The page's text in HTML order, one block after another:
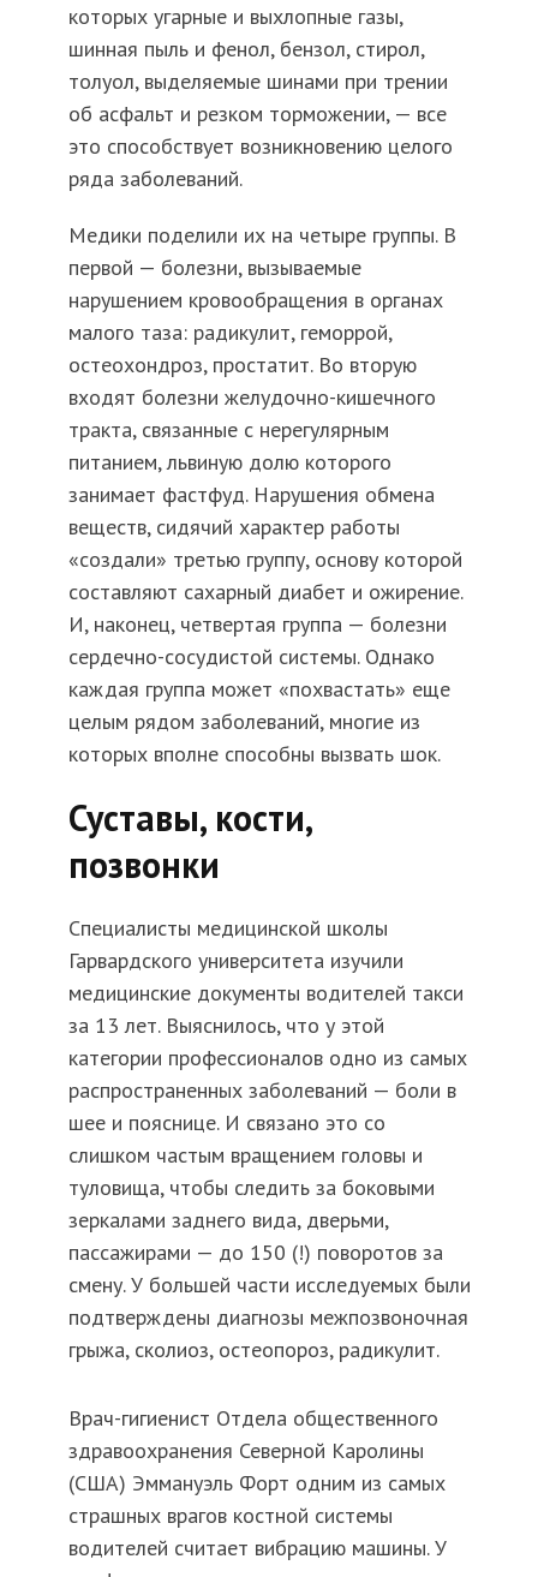
которых угарные и выхлопные газы,
шинная пыль и фенол, бензол, стирол,
толуол, выделяемые шинами при трении
об асфальт и резком торможении, — все
это способствует возникновению целого
ряда заболеваний.
Медики поделили их на четыре группы. В
первой — болезни, вызываемые
нарушением кровообращения в органах
малого таза: радикулит, геморрой,
остеохондроз, простатит. Во вторую
входят болезни желудочно-кишечного
тракта, связанные с нерегулярным
питанием, львиную долю которого
занимает фастфуд. Нарушения обмена
веществ, сидячий характер работы
«создали» третью группу, основу которой
составляют сахарный диабет и ожирение.
И, наконец, четвертая группа — болезни
сердечно-сосудистой системы. Однако
каждая группа может «похвастать» еще
целым рядом заболеваний, многие из
которых вполне способны вызвать шок.
Суставы, кости,
позвонки
Специалисты медицинской школы
Гарвардского университета изучили
медицинские документы водителей такси
за 13 лет. Выяснилось, что у этой
категории профессионалов одно из самых
распространенных заболеваний — боли в
шее и пояснице. И связано это со
слишком частым вращением головы и
туловища, чтобы следить за боковыми
зеркалами заднего вида, дверьми,
пассажирами — до 150 (!) поворотов за
смену. У большей части исследуемых были
подтверждены диагнозы межпозвоночная
грыжа, сколиоз, остеопороз, радикулит.
Врач-гигиенист Отдела общественного
здравоохранения Северной Каролины
(США) Эммануэль Форт одним из самых
страшных врагов костной системы
водителей считает вибрацию машины. У